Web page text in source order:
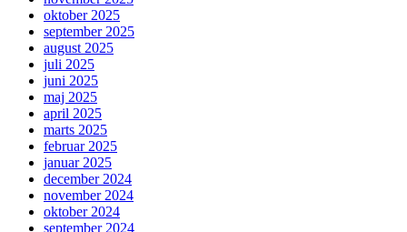
oktober 2025
september 2025
august 2025
juli 2025
juni 2025
maj 2025
april 2025
marts 2025
februar 2025
januar 2025
december 2024
november 2024
oktober 2024
september 2024